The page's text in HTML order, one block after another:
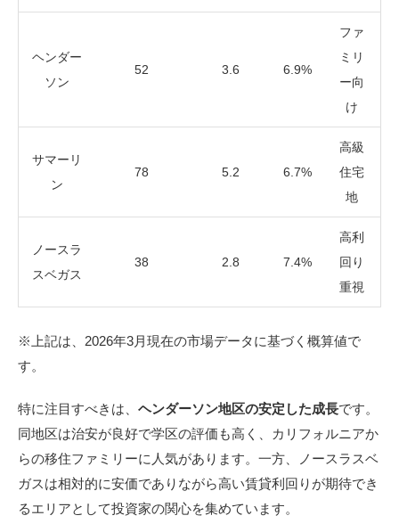
ヘンダー
ソン
52 3.6 6.9%
ファ
ミリ
ー向
け
サマーリ
ン
78 5.2 6.7%
高級
住宅
地
ノースラ
スベガス
38 2.8 7.4%
高利
回り
重視
※上記は、2026年3月現在の市場データに基づく概算値で
す。
特に注目すべきは、 ヘンダーソン地区の安定した成長です。
同地区は治安が良好で学区の評価も高く、カリフォルニアか
らの移住ファミリーに人気があります。一方、ノースラスベ
ガスは相対的に安価でありながら高い賃貸利回りが期待でき
るエリアとして投資家の関心を集めています。